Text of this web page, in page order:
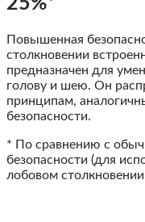
Повышенная
столкновении
предназначен для
голову и шею. Он
принципам,
безопасности.
* По сравнению с
безопасности (для
лобовом